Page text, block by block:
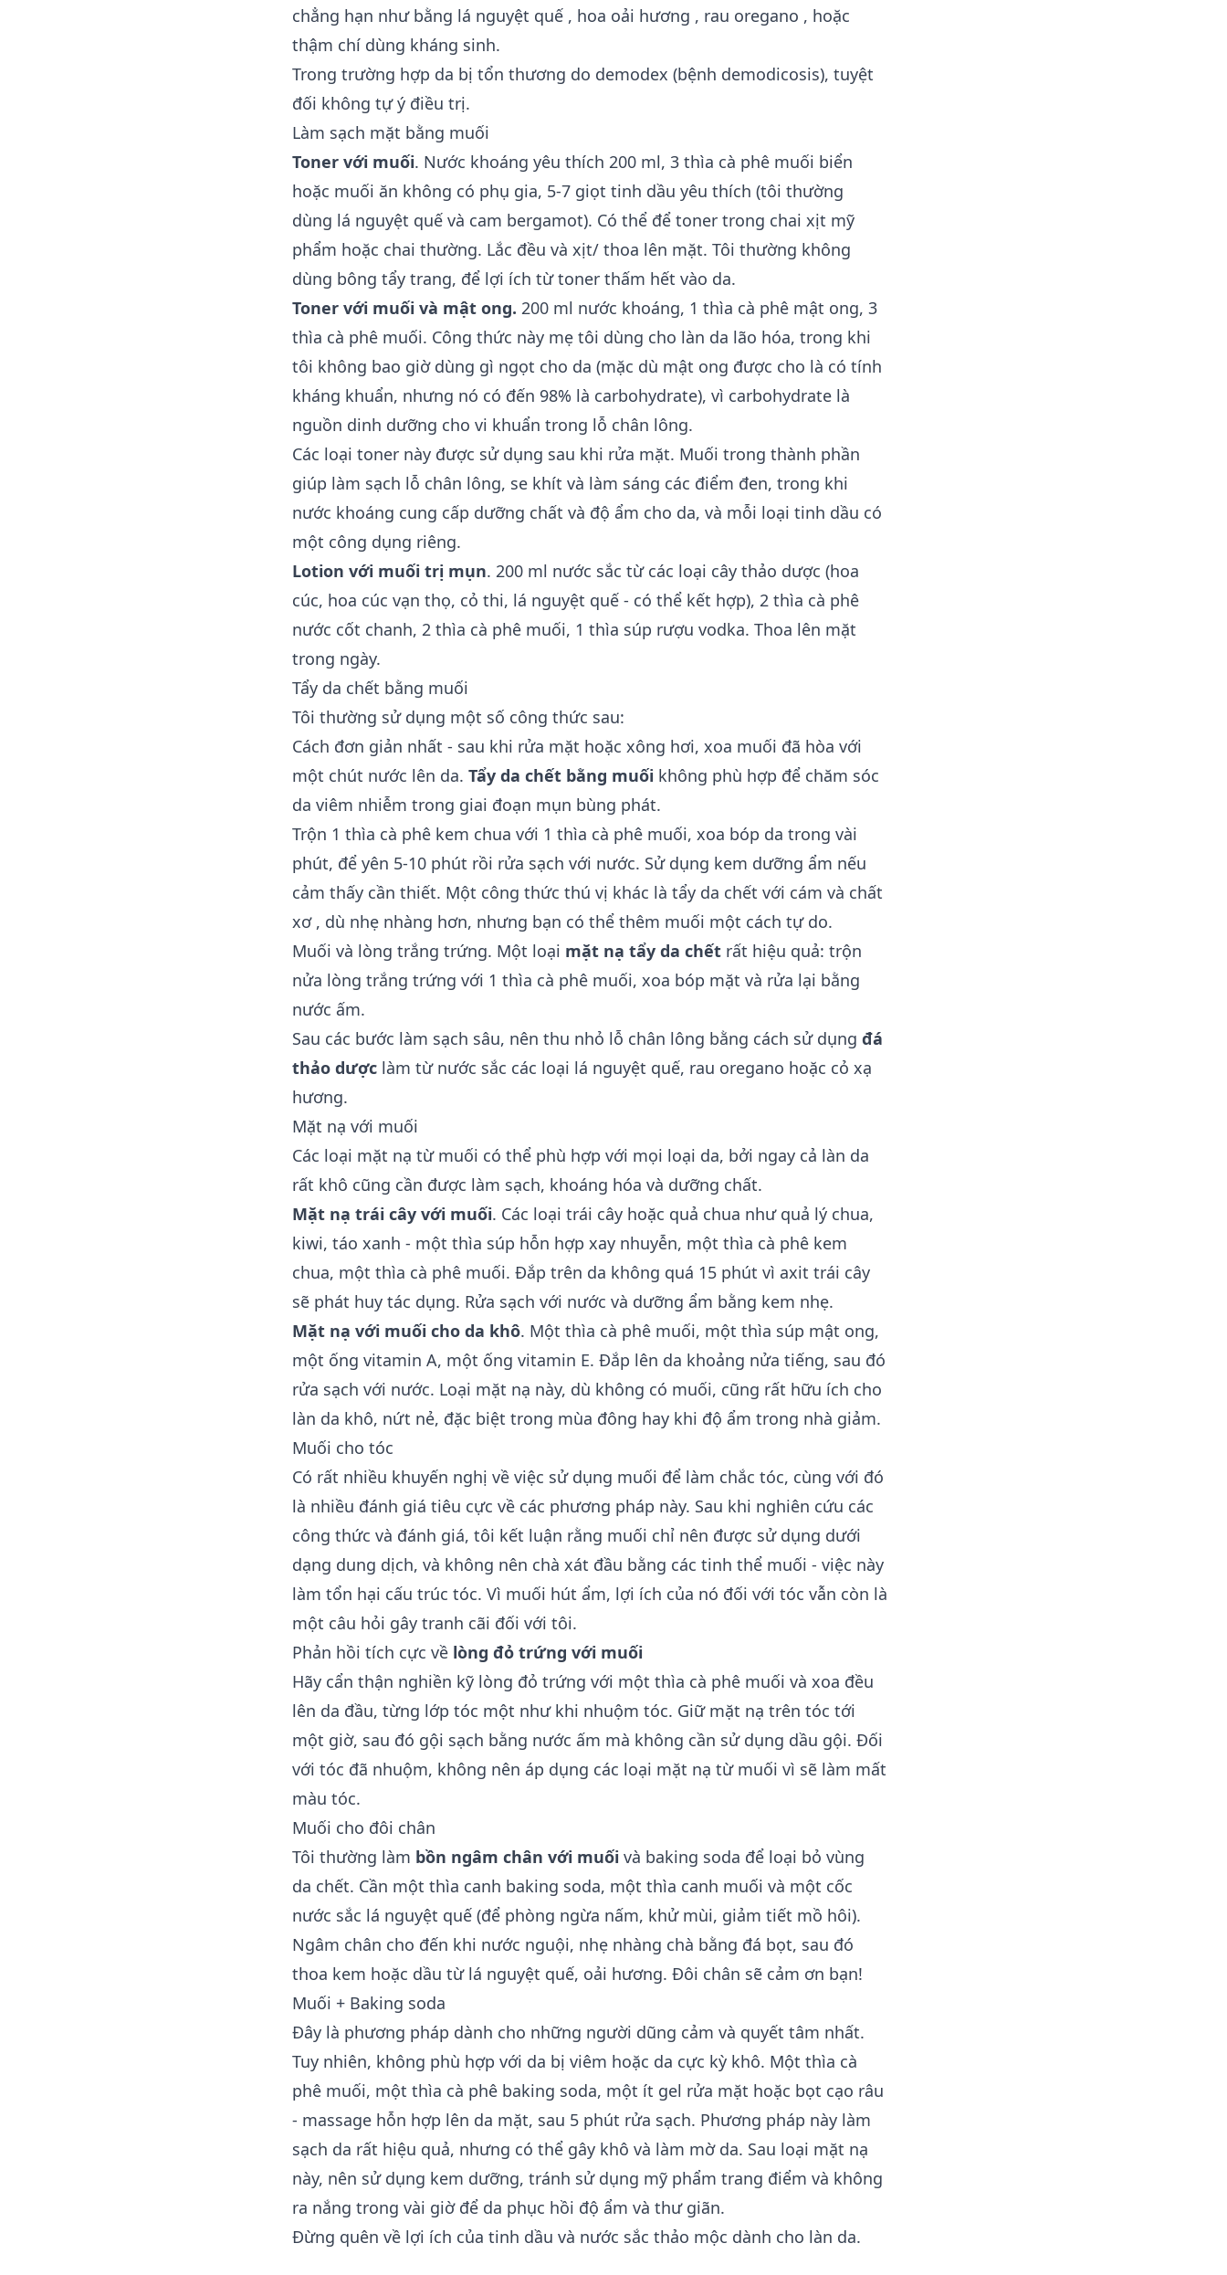
chẳng hạn như bằng lá nguyệt quế , hoa oải hương , rau oregano , hoặc
thậm chí dùng kháng sinh.
Trong trường hợp da bị tổn thương do demodex (bệnh demodicosis), tuyệt
đối không tự ý điều trị.
Làm sạch mặt bằng muối
Toner với muối. Nước khoáng yêu thích 200 ml, 3 thìa cà phê muối biển
hoặc muối ăn không có phụ gia, 5-7 giọt tinh dầu yêu thích (tôi thường
dùng lá nguyệt quế và cam bergamot). Có thể để toner trong chai xịt mỹ
phẩm hoặc chai thường. Lắc đều và xịt/ thoa lên mặt. Tôi thường không
dùng bông tẩy trang, để lợi ích từ toner thấm hết vào da.
Toner với muối và mật ong. 200 ml nước khoáng, 1 thìa cà phê mật ong, 3
thìa cà phê muối. Công thức này mẹ tôi dùng cho làn da lão hóa, trong khi
tôi không bao giờ dùng gì ngọt cho da (mặc dù mật ong được cho là có tính
kháng khuẩn, nhưng nó có đến 98% là carbohydrate), vì carbohydrate là
nguồn dinh dưỡng cho vi khuẩn trong lỗ chân lông.
Các loại toner này được sử dụng sau khi rửa mặt. Muối trong thành phần
giúp làm sạch lỗ chân lông, se khít và làm sáng các điểm đen, trong khi
nước khoáng cung cấp dưỡng chất và độ ẩm cho da, và mỗi loại tinh dầu có
một công dụng riêng.
Lotion với muối trị mụn. 200 ml nước sắc từ các loại cây thảo dược (hoa
cúc, hoa cúc vạn thọ, cỏ thi, lá nguyệt quế - có thể kết hợp), 2 thìa cà phê
nước cốt chanh, 2 thìa cà phê muối, 1 thìa súp rượu vodka. Thoa lên mặt
trong ngày.
Tẩy da chết bằng muối
Tôi thường sử dụng một số công thức sau:
Cách đơn giản nhất - sau khi rửa mặt hoặc xông hơi, xoa muối đã hòa với
một chút nước lên da. Tẩy da chết bằng muối không phù hợp để chăm sóc
da viêm nhiễm trong giai đoạn mụn bùng phát.
Trộn 1 thìa cà phê kem chua với 1 thìa cà phê muối, xoa bóp da trong vài
phút, để yên 5-10 phút rồi rửa sạch với nước. Sử dụng kem dưỡng ẩm nếu
cảm thấy cần thiết. Một công thức thú vị khác là tẩy da chết với cám và chất
xơ, dù nhẹ nhàng hơn, nhưng bạn có thể thêm muối một cách tự do.
Muối và lòng trắng trứng. Một loại mặt nạ tẩy da chết rất hiệu quả: trộn
nửa lòng trắng trứng với 1 thìa cà phê muối, xoa bóp mặt và rửa lại bằng
nước ấm.
Sau các bước làm sạch sâu, nên thu nhỏ lỗ chân lông bằng cách sử dụng đá
thảo dược làm từ nước sắc các loại lá nguyệt quế, rau oregano hoặc cỏ xạ
hương.
Mặt nạ với muối
Các loại mặt nạ từ muối có thể phù hợp với mọi loại da, bởi ngay cả làn da
rất khô cũng cần được làm sạch, khoáng hóa và dưỡng chất.
Mặt nạ trái cây với muối. Các loại trái cây hoặc quả chua như quả lý chua,
kiwi, táo xanh - một thìa súp hỗn hợp xay nhuyễn, một thìa cà phê kem
chua, một thìa cà phê muối. Đắp trên da không quá 15 phút vì axit trái cây
sẽ phát huy tác dụng. Rửa sạch với nước và dưỡng ẩm bằng kem nhẹ.
Mặt nạ với muối cho da khô. Một thìa cà phê muối, một thìa súp mật ong,
một ống vitamin A, một ống vitamin E. Đắp lên da khoảng nửa tiếng, sau đó
rửa sạch với nước. Loại mặt nạ này, dù không có muối, cũng rất hữu ích cho
làn da khô, nứt nẻ, đặc biệt trong mùa đông hay khi độ ẩm trong nhà giảm.
Muối cho tóc
Có rất nhiều khuyến nghị về việc sử dụng muối để làm chắc tóc, cùng với đó
là nhiều đánh giá tiêu cực về các phương pháp này. Sau khi nghiên cứu các
công thức và đánh giá, tôi kết luận rằng muối chỉ nên được sử dụng dưới
dạng dung dịch, và không nên chà xát đầu bằng các tinh thể muối - việc này
làm tổn hại cấu trúc tóc. Vì muối hút ẩm, lợi ích của nó đối với tóc vẫn còn là
một câu hỏi gây tranh cãi đối với tôi.
Phản hồi tích cực về lòng đỏ trứng với muối
Hãy cẩn thận nghiền kỹ lòng đỏ trứng với một thìa cà phê muối và xoa đều
lên da đầu, từng lớp tóc một như khi nhuộm tóc. Giữ mặt nạ trên tóc tới
một giờ, sau đó gội sạch bằng nước ấm mà không cần sử dụng dầu gội. Đối
với tóc đã nhuộm, không nên áp dụng các loại mặt nạ từ muối vì sẽ làm mất
màu tóc.
Muối cho đôi chân
Tôi thường làm bồn ngâm chân với muối và baking soda để loại bỏ vùng
da chết. Cần một thìa canh baking soda, một thìa canh muối và một cốc
nước sắc lá nguyệt quế (để phòng ngừa nấm, khử mùi, giảm tiết mồ hôi).
Ngâm chân cho đến khi nước nguội, nhẹ nhàng chà bằng đá bọt, sau đó
thoa kem hoặc dầu từ lá nguyệt quế, oải hương. Đôi chân sẽ cảm ơn bạn!
Muối + Baking soda
Đây là phương pháp dành cho những người dũng cảm và quyết tâm nhất.
Tuy nhiên, không phù hợp với da bị viêm hoặc da cực kỳ khô. Một thìa cà
phê muối, một thìa cà phê baking soda, một ít gel rửa mặt hoặc bọt cạo râu
- massage hỗn hợp lên da mặt, sau 5 phút rửa sạch. Phương pháp này làm
sạch da rất hiệu quả, nhưng có thể gây khô và làm mờ da. Sau loại mặt nạ
này, nên sử dụng kem dưỡng, tránh sử dụng mỹ phẩm trang điểm và không
ra nắng trong vài giờ để da phục hồi độ ẩm và thư giãn.
Đừng quên về lợi ích của tinh dầu và nước sắc thảo mộc dành cho làn da.